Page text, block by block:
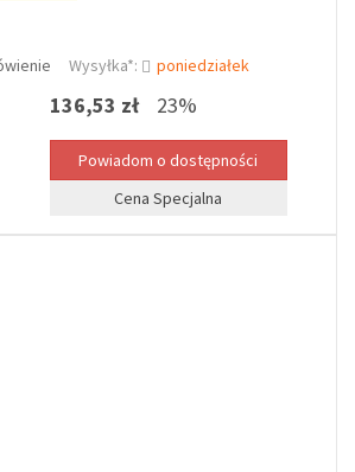
Wysyłka*: poniedziałek
136,53 zł 23%
Cena Specjalna